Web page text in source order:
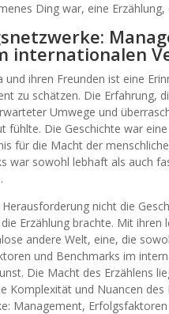
Ding war, eine
internationalen
und ihren Freunden ist eine
zu schätzen. Die Erfahrung,
Umwege und
fühlte. Die Geschichte war
für die Macht der
war sowohl lebhaft als auch
nicht die
Erzählung brachte. Mit
andere Welt, eine, die
und Benchmarks im
Die Macht des Erzählens
Komplexität und Nuancen
Management,